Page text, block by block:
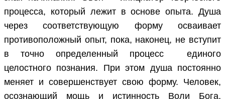
процесса, который лежит в основе опыта. Душа
через соответствующую форму осваивает
противоположный опыт, пока, наконец, не вступит
в точно определенный процесс единого
целостного познания. При этом душа постоянно
меняет и совершенствует свою форму. Человек,
осознающий мощь и истинность Воли Бога,